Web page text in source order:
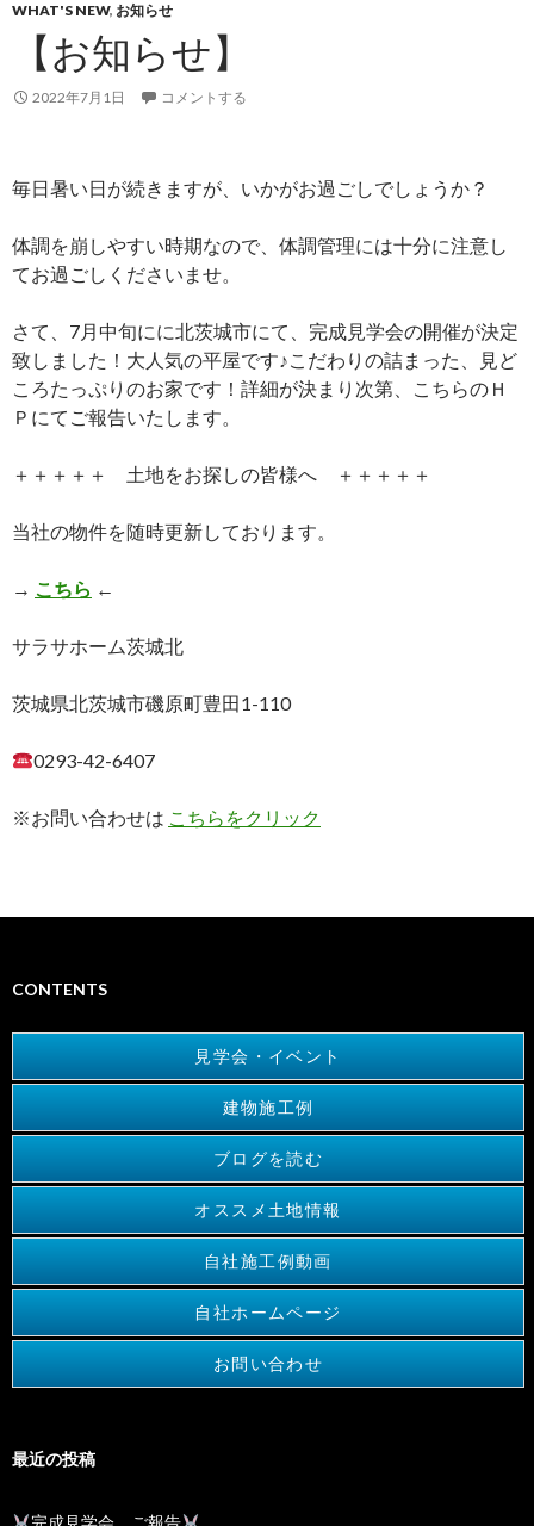
WHAT'S NEW, お知らせ
【お知らせ】
2022年7月1日 コメントする
毎日暑い日が続きますが、いかがお過ごしでしょうか？
体調を崩しやすい時期なので、体調管理には十分に注意し
てお過ごしくださいませ。
さて、7月中旬にに北茨城市にて、完成見学会の開催が決定
致しました！大人気の平屋です♪こだわりの詰まった、見ど
ころたっぷりのお家です！詳細が決まり次第、こちらのＨ
Ｐにてご報告いたします。
＋＋＋＋＋ 土地をお探しの皆様へ ＋＋＋＋＋
当社の物件を随時更新しております。
→ こちら ←
サラサホーム茨城北
茨城県北茨城市磯原町豊田1-110
0293-42-6407
※お問い合わせは こちらをクリック
CONTENTS
見学会・イベント
建物施工例
ブログを読む
オススメ土地情報
自社施工例動画
自社ホームページ
お問い合わせ
最近の投稿